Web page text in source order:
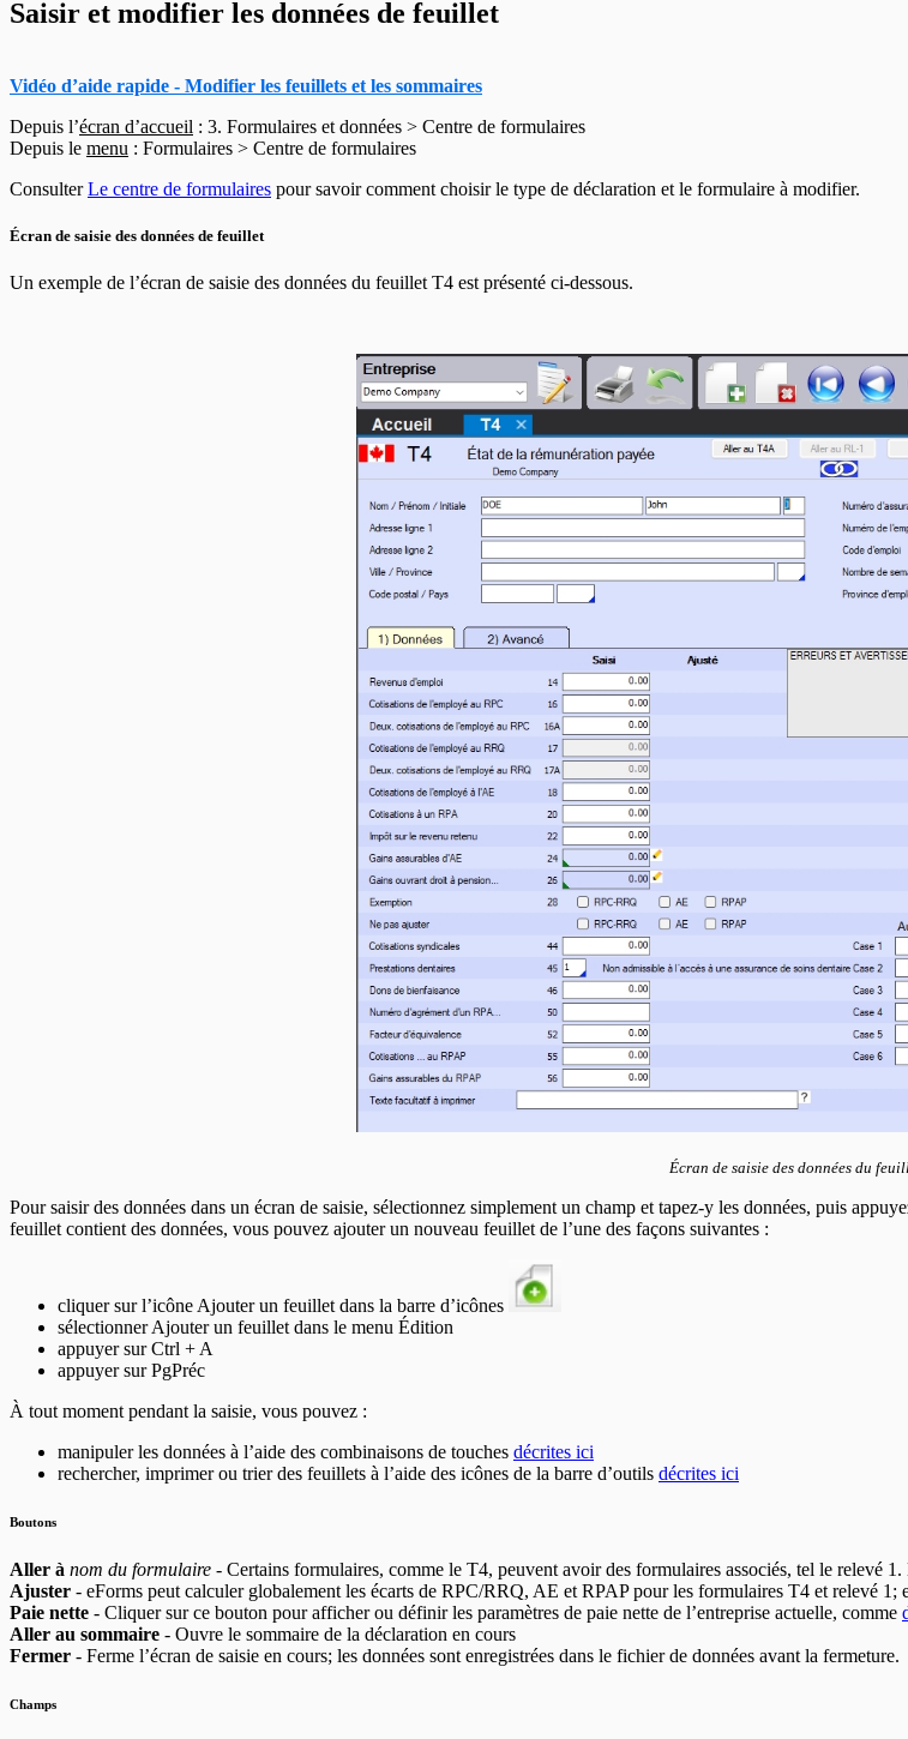
En-têtes T5007
En-têtes T5008
En-têtes CELI
Saisir et modifier les données de feuillet
Vidéo d’aide rapide - Modifier les feuillets et les sommaires
Depuis l’écran d’accueil : 3. Formulaires et données > Centre de formulaires
Depuis le menu : Formulaires > Centre de formulaires
ConsulterLe centre de formulaires pour savoir comment choisir le type de déclaration et le formulaire à modifier.
Écran de saisie des données de feuillet
Un exemple de l’écran de saisie des données du feuillet T4 est présenté ci-dessous.
Écran de saisie des données du
Pour saisir des données dans un écran de saisie, sélectionnez simplement un champ et tapez-y les données, puis
feuillet contient des données, vous pouvez ajouter un nouveau feuillet de l’une des façons suivantes :
cliquer sur l’icône Ajouter un feuillet dans la barre d’icônes
sélectionner Ajouter un feuillet dans le menu Édition
appuyer sur Ctrl + A
appuyer sur PgPréc
À tout moment pendant la saisie, vous pouvez :
manipuler les données à l’aide des combinaisons de touches décrites ici
rechercher, imprimer ou trier des feuillets à l’aide des icônes de la barre d’outils décrites ici
Boutons
Aller à nom du formulaire - Certains formulaires, comme le T4, peuvent avoir des formulaires associés, tel le relevé
Ajuster - eForms peut calculer globalement les écarts de RPC/RRQ, AE et RPAP pour les formulaires T4 et relevé
Paie nette - Cliquer sur ce bouton pour afficher ou définir les paramètres de paie nette de l’entreprise actuelle, comme
Aller au sommaire - Ouvre le sommaire de la déclaration en cours
Fermer - Ferme l’écran de saisie en cours; les données sont enregistrées dans le fichier de données avant la fermeture.
Champs